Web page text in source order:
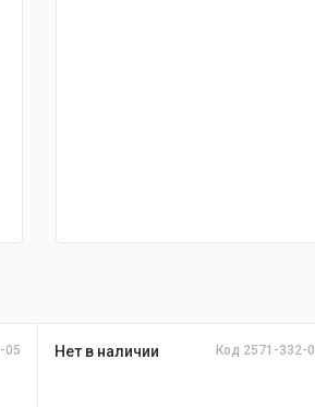
05 Нет в наличии Код 2571-332-